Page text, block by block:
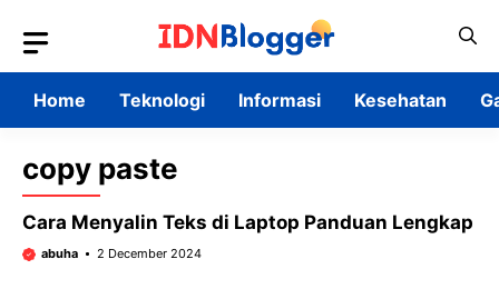
content
Home
Teknologi Informasi Kesehatan
copy paste
Cara Menyalin Teks di Laptop Panduan Lengkap
abuha 2 December 2024